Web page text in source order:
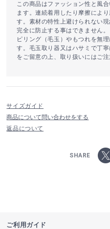
この商品はファッション性と風
ます。連続着用したり摩擦によ
す。素材の特性上避けられない現
完全に防止する事はできません。
ピリング（毛玉）やもつれを無
す。毛玉取り器又はハサミで丁
をご留意の上、取り扱いにはご注
サイズガイド
商品について問い合わせをする
返品について
SHARE
ご利用ガイド